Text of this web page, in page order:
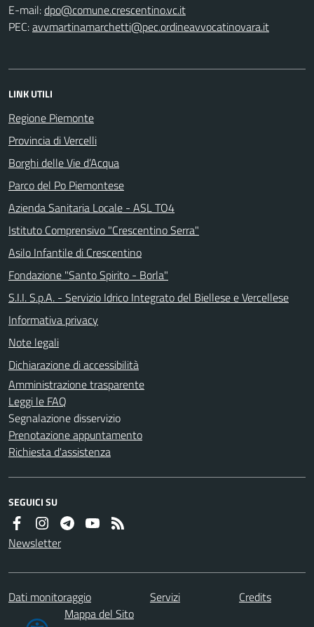
E-mail:
PEC:
LINK UTILI
Regione Piemonte
Provincia di Vercelli
Borghi delle Vie d’Acqua
Parco del Po Piemontese
Azienda Sanitaria Locale - ASL TO4
Istituto Comprensivo "Crescentino Serra"
Asilo Infantile di Crescentino
Fondazione "Santo Spirito - Borla"
S.I.I. S.p.A. - Servizio Idrico Integrato del Biellese e Vercellese
Informativa privacy
Note legali
Dichiarazione di accessibilità
Amministrazione trasparente
Leggi le FAQ
Segnalazione disservizio
Prenotazione appuntamento
Richiesta d'assistenza
SEGUICI SU
Newsletter
Dati monitoraggio Servizi
Credits
Mappa del Sito